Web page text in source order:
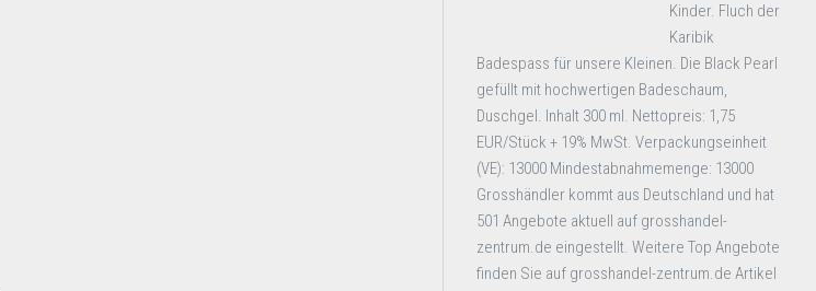
Kinder. Fluch der
Karibik
Badespass für unsere Kleinen. Die Black Pearl
gefüllt mit hochwertigen Badeschaum,
Duschgel. Inhalt 300 ml. Nettopreis: 1,75
EUR/Stück + 19% MwSt. Verpackungseinheit
(VE): 13000 Mindestabnahmemenge: 13000
Grosshändler kommt aus Deutschland und hat
501 Angebote aktuell auf grosshandel-
zentrum.de eingestellt. Weitere Top Angebote
finden Sie auf grosshandel-zentrum.de Artikel